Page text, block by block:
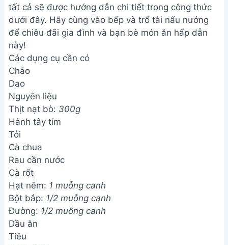
tất cả sẽ được hướng dẫn chi tiết trong công thức
dưới đây. Hãy cùng vào bếp và trổ tài nấu nướng
để chiêu đãi gia đình và bạn bè món ăn hấp dẫn
này!
Các dụng cụ cần có
Chảo
Dao
Nguyên liệu
Thịt nạt bò: 300g
Hành tây tím
Tỏi
Cà chua
Rau cần nước
Cà rốt
Hạt nêm: 1 muỗng canh
Bột bắp: 1/2 muỗng canh
Đường: 1/2 muỗng canh
Dầu ăn
Tiêu